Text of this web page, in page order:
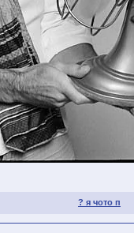
? я чото п